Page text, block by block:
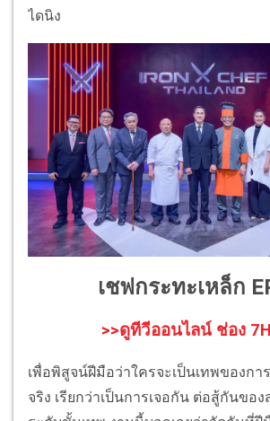
ไดนิง
เชฟกระทะเหล็ก
>>ดูทีวีออนไลน์ ช่อง
เพื่อพิสูจน์ฝีมือว่าใครจะเป็นเทพของกา
จริง เรียกว่าเป็นการเจอกัน ต่อสู้กันขอ